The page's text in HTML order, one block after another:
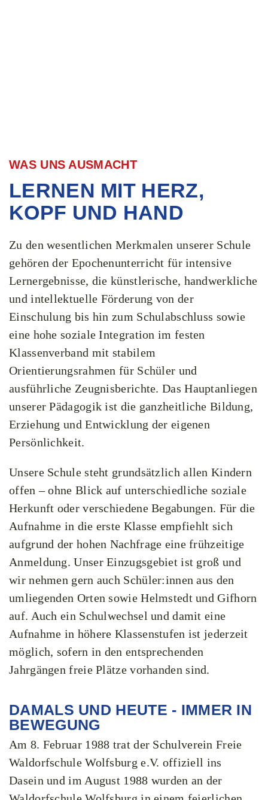
WAS UNS AUSMACHT
LERNEN MIT HERZ,
KOPF UND HAND
Zu den wesentlichen Merkmalen unserer Schule
gehören der Epochenunterricht für intensive
Lernergebnisse, die künstlerische, handwerkliche
und intellektuelle Förderung von der
Einschulung bis hin zum Schulabschluss sowie
eine hohe soziale Integration im festen
Klassenverband mit stabilem
Orientierungsrahmen für Schüler und
ausführliche Zeugnisberichte. Das Hauptanliegen
unserer Pädagogik ist die ganzheitliche Bildung,
Erziehung und Entwicklung der eigenen
Persönlichkeit.
Unsere Schule steht grundsätzlich allen Kindern
offen – ohne Blick auf unterschiedliche soziale
Herkunft oder verschiedene Begabungen. Für die
Aufnahme in die erste Klasse empfiehlt sich
aufgrund der hohen Nachfrage eine frühzeitige
Anmeldung. Unser Einzugsgebiet ist groß und
wir nehmen gern auch Schüler:innen aus den
umliegenden Orten sowie Helmstedt und Gifhorn
auf. Auch ein Schulwechsel und damit eine
Aufnahme in höhere Klassenstufen ist jederzeit
möglich, sofern in den entsprechenden
Jahrgängen freie Plätze vorhanden sind.
DAMALS UND HEUTE - IMMER IN
BEWEGUNG
Am 8. Februar 1988 trat der Schulverein Freie
Waldorfschule Wolfsburg e.V. offiziell ins
Dasein und im August 1988 wurden an der